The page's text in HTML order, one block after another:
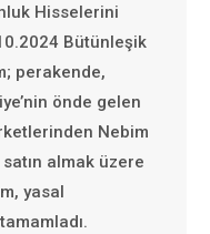
Hisselerini
Bütünleşik
perakende,
önde gelen
Nebim
satın almak üzere
yasal